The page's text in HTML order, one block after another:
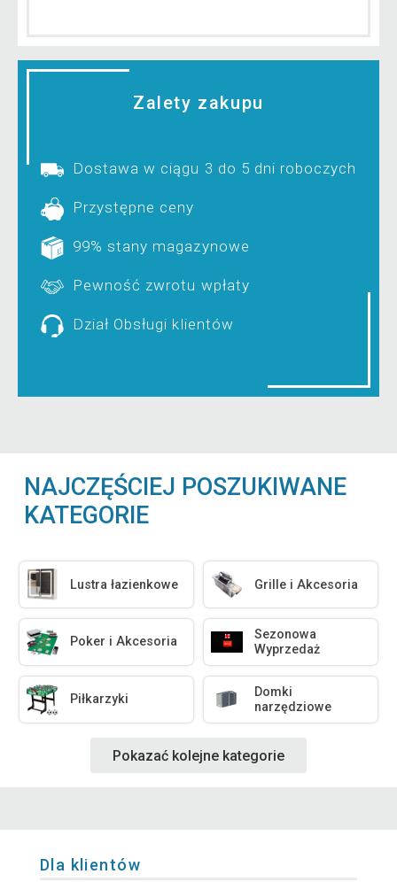
Zalety zakupu
Dostawa w ciągu 3 do 5 dni roboczych
Przystępne ceny
99% stany magazynowe
Pewność zwrotu wpłaty
Dział Obsługi klientów
NAJCZĘŚCIEJ POSZUKIWANE
KATEGORIE
Lustra łazienkowe Grille i Akcesoria
Poker i Akcesoria
Sezonowa
Wyprzedaż
Piłkarzyki
Domki
narzędziowe
Pokazać kolejne kategorie
Dla klientów